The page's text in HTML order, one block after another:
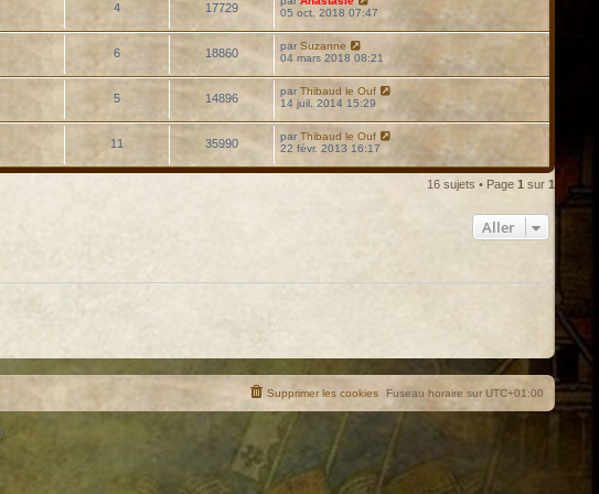
4 17729
05 oct. 2018 07:47
6 18860
par Suzanne
04 mars 2018 08:21
5 14896
par Thibaud le Ouf
14 juil. 2014 15:29
11 35990
par Thibaud le Ouf
22 févr. 2013 16:17
16 sujets • Page 1 sur 1
Aller
Fuseau horaire sur UTC+01:00
Supprimer les cookies